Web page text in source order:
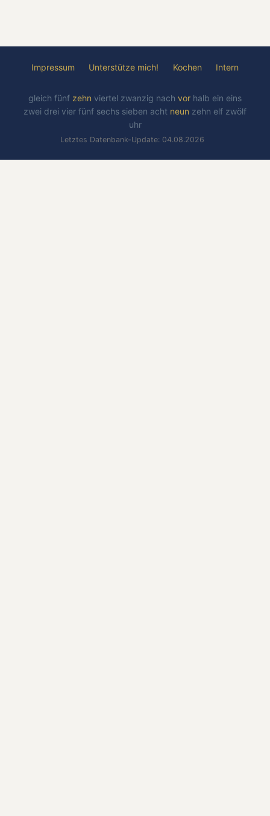
Impressum Unterstütze mich! Kochen Intern
gleich fünf zehn viertel zwanzig nach vor halb ein eins
zwei drei vier fünf sechs sieben acht neun zehn elf zwölf
uhr
Letztes Datenbank-Update: 04.08.2026